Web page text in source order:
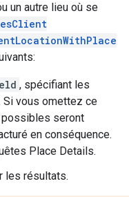
un autre lieu où se
, spécifiant les
Si vous omettez ce
possibles seront
en conséquence.
Place Details.
les résultats.